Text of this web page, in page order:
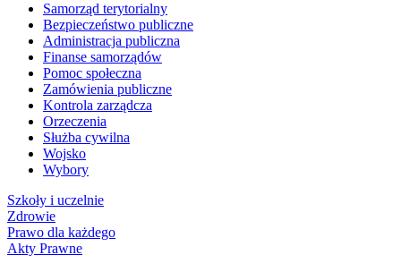
Samorząd terytorialny
Bezpieczeństwo publiczne
Administracja publiczna
Finanse samorządów
Pomoc społeczna
Zamówienia publiczne
Kontrola zarządcza
Orzeczenia
Służba cywilna
Wojsko
Wybory
Szkoły i uczelnie
Zdrowie
Prawo dla każdego
Akty Prawne